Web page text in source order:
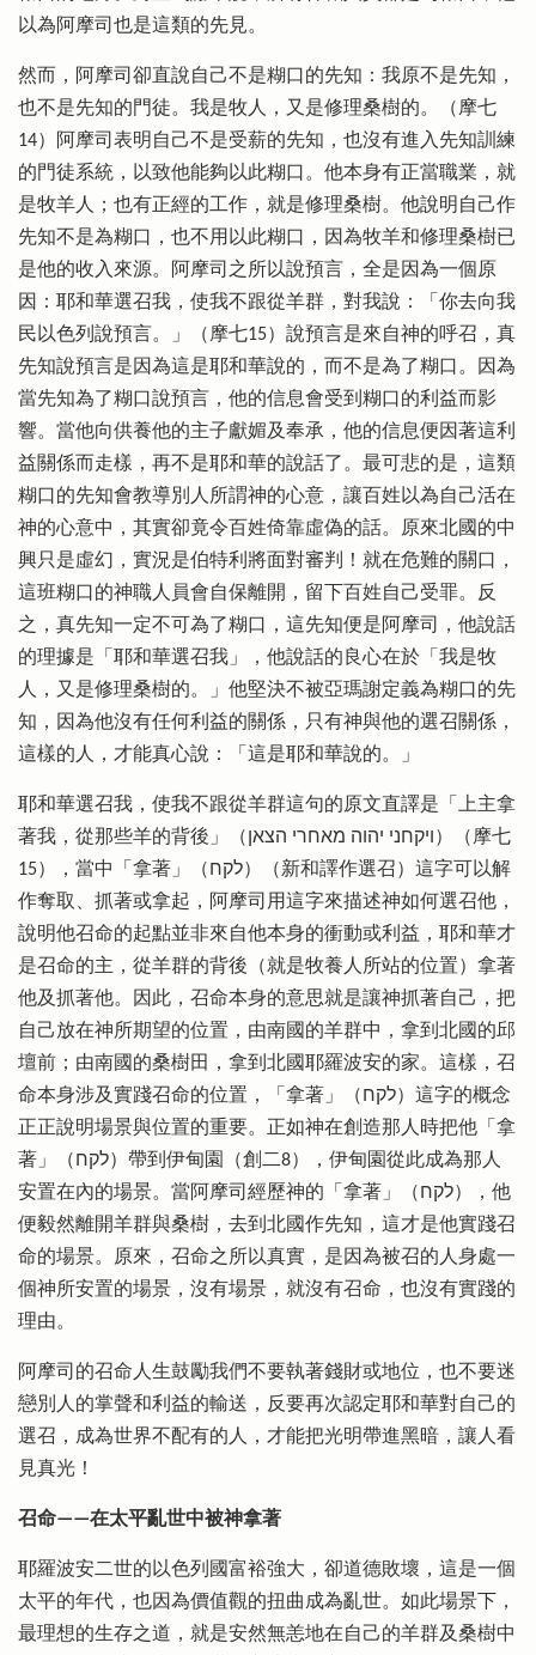
以為阿摩司也是這類的先見。
然而，阿摩司卻直說自己不是糊口的先知：我原不是先知，
也不是先知的門徒。我是牧人，又是修理桑樹的。（摩七
14）阿摩司表明自己不是受薪的先知，也沒有進入先知訓練
的門徒系統，以致他能夠以此糊口。他本身有正當職業，就
是牧羊人；也有正經的工作，就是修理桑樹。他說明自己作
先知不是為糊口，也不用以此糊口，因為牧羊和修理桑樹已
是他的收入來源。阿摩司之所以說預言，全是因為一個原
因：耶和華選召我，使我不跟從羊群，對我說：「你去向我
民以色列說預言。」（摩七15）說預言是來自神的呼召，真
先知說預言是因為這是耶和華說的，而不是為了糊口。因為
當先知為了糊口說預言，他的信息會受到糊口的利益而影
響。當他向供養他的主子獻媚及奉承，他的信息便因著這利
益關係而走樣，再不是耶和華的說話了。最可悲的是，這類
糊口的先知會教導別人所謂神的心意，讓百姓以為自己活在
神的心意中，其實卻竟令百姓倚靠虛偽的話。原來北國的中
興只是虛幻，實況是伯特利將面對審判！就在危難的關口，
這班糊口的神職人員會自保離開，留下百姓自己受罪。反
之，真先知一定不可為了糊口，這先知便是阿摩司，他說話
的理據是「耶和華選召我」，他說話的良心在於「我是牧
人，又是修理桑樹的。」他堅決不被亞瑪謝定義為糊口的先
知，因為他沒有任何利益的關係，只有神與他的選召關係，
這樣的人，才能真心說：「這是耶和華說的。」
耶和華選召我，使我不跟從羊群這句的原文直譯是「上主拿
著我，從那些羊的背後」（ויקחני יהוה מאחרי הצאן）（摩七
15），當中「拿著」（לקח）（新和譯作選召）這字可以解
作奪取、抓著或拿起，阿摩司用這字來描述神如何選召他，
說明他召命的起點並非來自他本身的衝動或利益，耶和華才
是召命的主，從羊群的背後（就是牧養人所站的位置）拿著
他及抓著他。因此，召命本身的意思就是讓神抓著自己，把
自己放在神所期望的位置，由南國的羊群中，拿到北國的邱
壇前；由南國的桑樹田，拿到北國耶羅波安的家。這樣，召
命本身涉及實踐召命的位置，「拿著」（לקח）這字的概念
正正說明場景與位置的重要。正如神在創造那人時把他「拿
著」（לקח）帶到伊甸園（創二8），伊甸園從此成為那人
安置在內的場景。當阿摩司經歷神的「拿著」（לקח），他
便毅然離開羊群與桑樹，去到北國作先知，這才是他實踐召
命的場景。原來，召命之所以真實，是因為被召的人身處一
個神所安置的場景，沒有場景，就沒有召命，也沒有實踐的
理由。
阿摩司的召命人生鼓勵我們不要執著錢財或地位，也不要迷
戀別人的掌聲和利益的輸送，反要再次認定耶和華對自己的
選召，成為世界不配有的人，才能把光明帶進黑暗，讓人看
見真光！
召命——在太平亂世中被神拿著
耶羅波安二世的以色列國富裕強大，卻道德敗壞，這是一個
太平的年代，也因為價值觀的扭曲成為亂世。如此場景下，
最理想的生存之道，就是安然無恙地在自己的羊群及桑樹中